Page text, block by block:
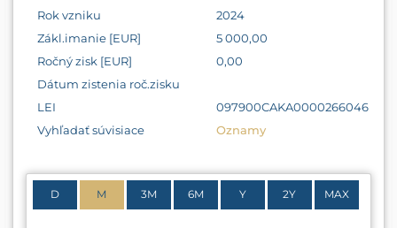
Rok vzniku
2024
Zákl.imanie [EUR]
5 000,00
Ročný zisk [EUR]
0,00
Dátum zistenia roč.zisku
LEI
097900CAKA0000266046
Vyhľadať súvisiace
Oznamy
D M 3M 6M Y 2Y MAX